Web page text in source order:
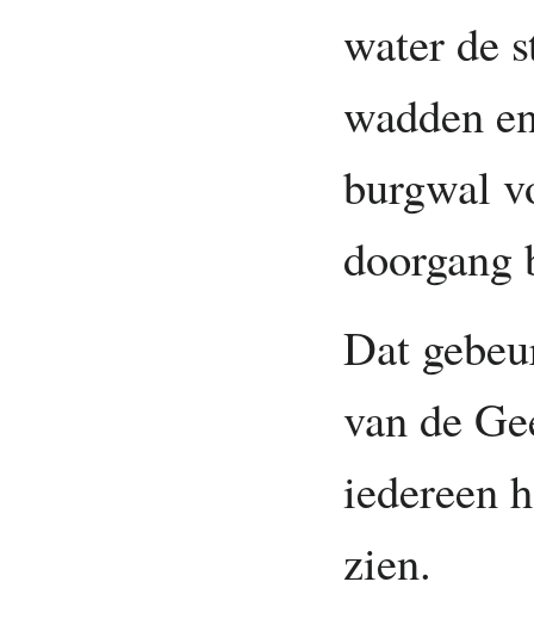
water de
wadden
burgwal
doorgang
Dat
van de
iedereen
zien.